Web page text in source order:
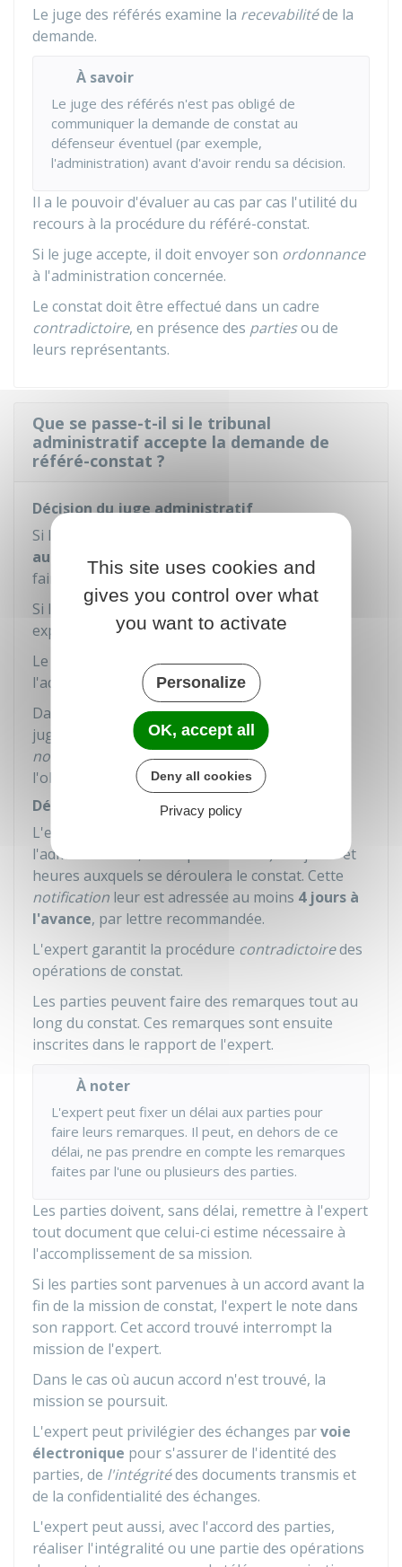
Le juge des référés examine la recevabilitéde la
demande.
À savoir
Le juge des référés n'est pas obligé de
communiquer la demande de constat au
défenseur éventuel (par exemple,
l'administration) avant d'avoir rendu sa décision.
Il a le pouvoir d'évaluer au cas par cas l'utilité du
recours à la procédure du référé-constat.
Si le juge accepte, il doit envoyer son ordonnance
à l'administration concernée.
Le constat doit être effectué dans un cadre
contradictoire, en présence des partiesou de
leurs représentants.
Que se passe-t-il si le tribunal
administratif accepte la demande de
référé-constat ?
Décision du juge administratif
Si le juge accepte, il désigne
autre personne qu'il estime compétente pour
faire le constat.
Si le juge l'estime, il peut nommer plusieurs
experts.
Le juge doit ensuite informer par
l'administration concernée.
Dans un délai de 10 jours après la décision du
juge administratif, legreffeen chef du tribunal
notifie
à l'expert la décision qui le convoque et
l'objet de sa mission.
Déroulement du constat
L'expert avertit les parties (par exemple, vous,
l'administration, des représentants) des jours et
heures auxquels se déroulera le constat. Cette
notification leur est adressée au moins 4 jours à
l'avance, par lettre recommandée.
L'expert garantit la procédure contradictoiredes
opérations de constat.
Les parties peuvent faire des remarques tout au
long du constat. Ces remarques sont ensuite
inscrites dans le rapport de l'expert.
À noter
L'expert peut fixer un délai aux parties pour
faire leurs remarques. Il peut, en dehors de ce
délai, ne pas prendre en compte les remarques
faites par l'une ou plusieurs des parties.
Les parties doivent, sans délai, remettre à l'expert
tout document que celui-ci estime nécessaire à
l'accomplissement de sa mission.
Si les parties sont parvenues à un accord avant la
fin de la mission de constat, l'expert le note dans
son rapport. Cet accord trouvé interrompt la
mission de l'expert.
Dans le cas où aucun accord n'est trouvé, la
mission se poursuit.
L'expert peut privilégier des échanges parvoie
électronique pour s'assurer de l'identité des
parties, de l'intégritédes documents transmis et
de la confidentialité des échanges.
L'expert peut aussi, avec l'accord des parties,
réaliser l'intégralité ou une partie des opérations
This site uses cookies and
gives you control over what
you want to activate
Personalize
OK, accept all
Deny all cookies
Privacy policy